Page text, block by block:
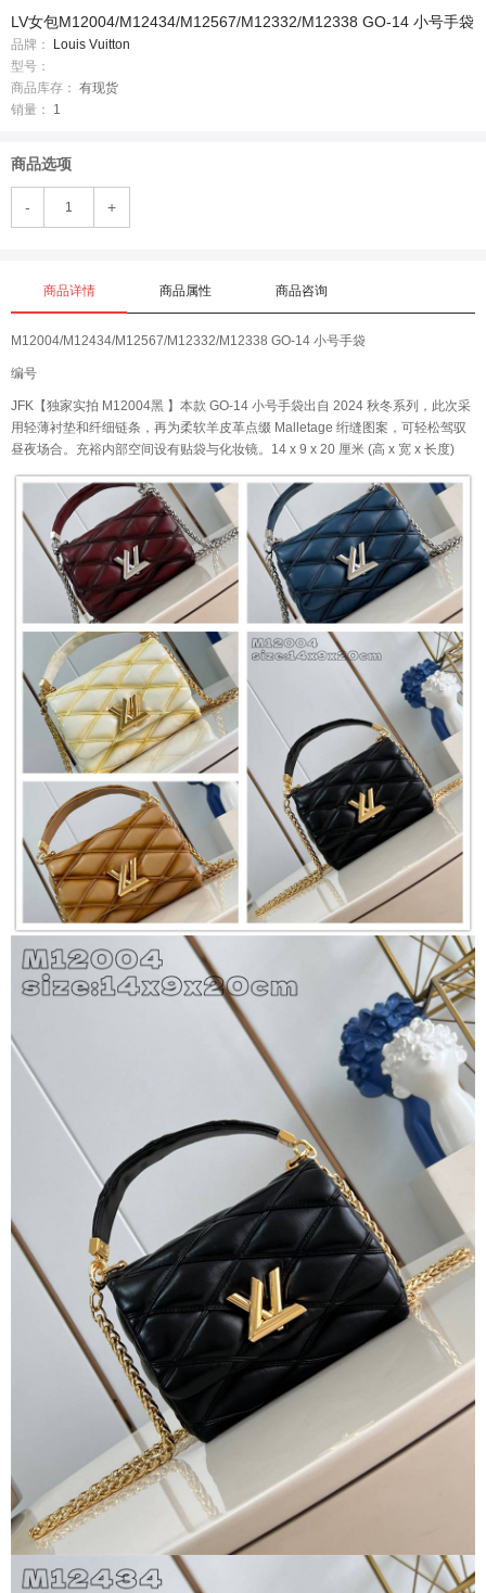
LV女包M12004/M12434/M12567/M12332/M12338 GO-14 小号手袋
品牌：
Louis Vuitton
型号：
商品库存： 有现货
销量：
1
商品选项
- +
商品详情 商品属性 商品咨询
M12004/M12434/M12567/M12332/M12338 GO-14 小号手袋
编号
JFK【独家实拍 M12004黑 】本款 GO-14 小号手袋出自 2024 秋冬系列，此次采
用轻薄衬垫和纤细链条，再为柔软羊皮革点缀 Malletage 绗缝图案，可轻松驾驭
昼夜场合。充裕内部空间设有贴袋与化妆镜。14 x 9 x 20 厘米 (高 x 宽 x 长度)